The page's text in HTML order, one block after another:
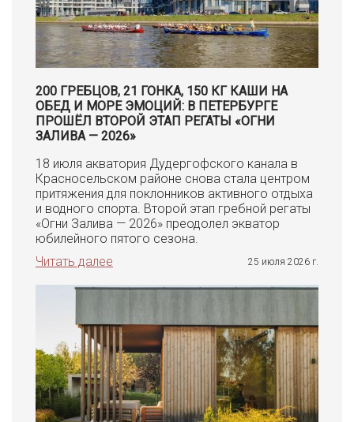
200 ГРЕБЦОВ, 21 ГОНКА, 150 КГ КАШИ НА
ОБЕД И МОРЕ ЭМОЦИЙ: В ПЕТЕРБУРГЕ
ПРОШЁЛ ВТОРОЙ ЭТАП РЕГАТЫ «ОГНИ
ЗАЛИВА — 2026»
18 июля акватория Дудергофского канала в
Красносельском районе снова стала центром
притяжения для поклонников активного отдыха
и водного спорта. Второй этап гребной регаты
«Огни Залива — 2026» преодолел экватор
юбилейного пятого сезона.
Читать далее
25 июля 2026 г.